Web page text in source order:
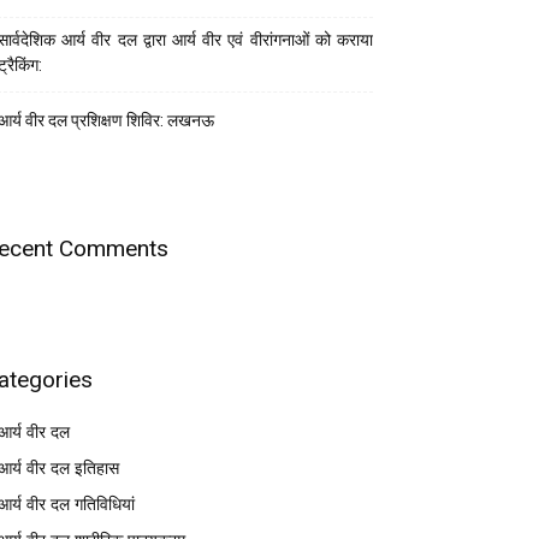
आर्य वीर दल द्वारा आर्य वीर एवं वीरांगनाओं को कराया
वीर दल प्रशिक्षण शिविर: लखनऊ
Comments
वीर दल
वीर दल इतिहास
वीर दल गतिविधियां